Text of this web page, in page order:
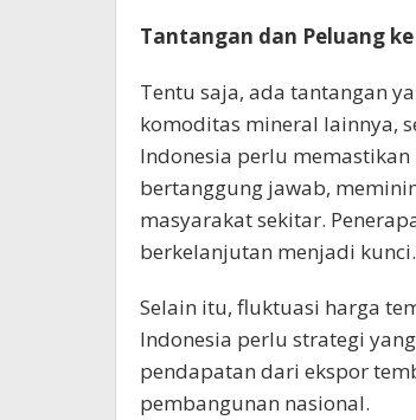
Tantangan dan Peluang
Tentu saja, ada tantangan
komoditas mineral lainnya,
Indonesia perlu
bertanggung jawab,
masyarakat sekitar.
berkelanjutan menjadi kunci.
Selain itu, fluktuasi harga
Indonesia perlu strategi
pendapatan dari ekspor
pembangunan nasional.